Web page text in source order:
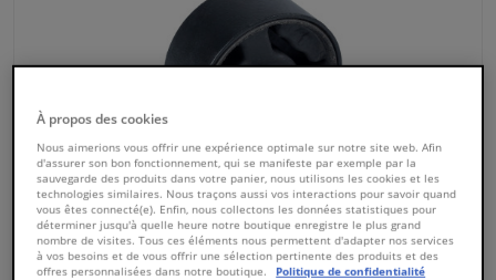
Refroidissement & chauffage
Filtres & liquides
Bagages & transport
Fenêtres & accessoires
À propos des cookies
Nous aimerions vous offrir une expérience optimale sur notre site web. Afin
d'assurer son bon fonctionnement, qui se manifeste par exemple par la
sauvegarde des produits dans votre panier, nous utilisons les cookies et les
technologies similaires. Nous traçons aussi vos interactions pour savoir quand
vous êtes connecté(e). Enfin, nous collectons les données statistiques pour
déterminer jusqu'à quelle heure notre boutique enregistre le plus grand
nombre de visites. Tous ces éléments nous permettent d'adapter nos services
à vos besoins et de vous offrir une sélection pertinente des produits et des
offres personnalisées dans notre boutique.
Politique de confidentialité